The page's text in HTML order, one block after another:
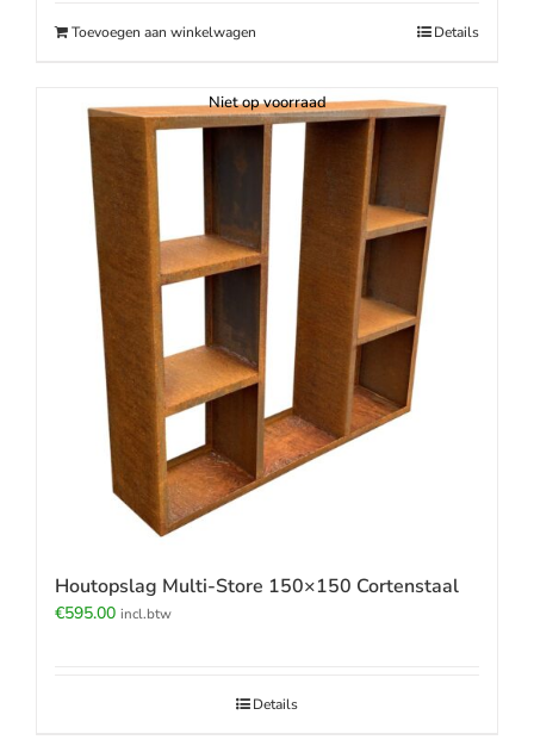
Toevoegen aan winkelwagen Details
Niet op voorraad
Houtopslag Multi-Store 150×150 Cortenstaal
€595.00 incl.btw
Details